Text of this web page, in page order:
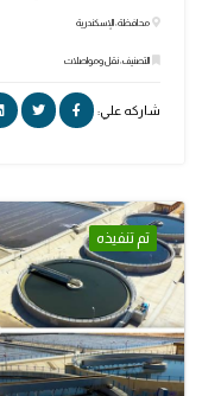
محافظة: الإسكندرية
التصنيف: نقل ومواصلات
شاركه علي:
تم تنفيذه